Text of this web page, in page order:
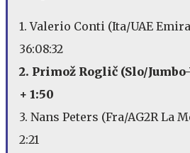
1. Valerio Conti (Ita/
36:08:32
2. Primož Roglič (Slo/
+ 1:50
3. Nans Peters (Fra/
2:21